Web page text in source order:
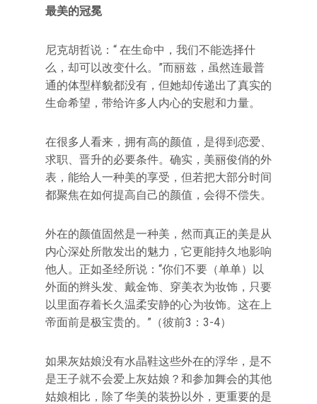
最美的冠冕
尼克胡哲说：“ 在生命中，我们不能选择什
么，却可以改变什么。”而丽兹，虽然连最普
通的体型样貌都没有，但她却传递出了真实的
生命希望，带给许多人内心的安慰和力量。
在很多人看来，拥有高的颜值，是得到恋爱、
求职、晋升的必要条件。确实，美丽俊俏的外
表，能给人一种美的享受，但若把大部分时间
都聚焦在如何提高自己的颜值，会得不偿失。
外在的颜值固然是一种美，然而真正的美是从
内心深处所散发出的魅力，它更能持久地影响
他人。正如圣经所说：“你们不要（单单）以
外面的辫头发、戴金饰、穿美衣为妆饰，只要
以里面存着长久温柔安静的心为妆饰。这在上
帝面前是极宝贵的。”（彼前3：3-4）
如果灰姑娘没有水晶鞋这些外在的浮华，是不
是王子就不会爱上灰姑娘？和参加舞会的其他
姑娘相比，除了华美的装扮以外，更重要的是